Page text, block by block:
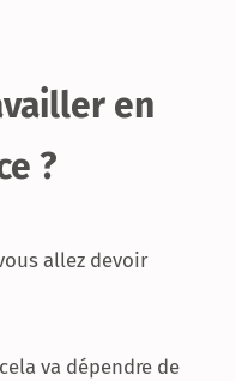
en
?
allez devoir
va dépendre de